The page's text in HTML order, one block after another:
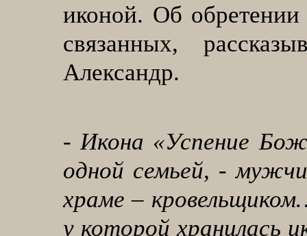
иконой. Об
связанных,
Александр.
-Икона «Успение
одной семьей, -
храме –
у которой хранилась